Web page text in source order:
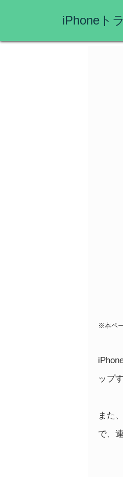
iPhoneト
※本ペ
ップ
また
で、